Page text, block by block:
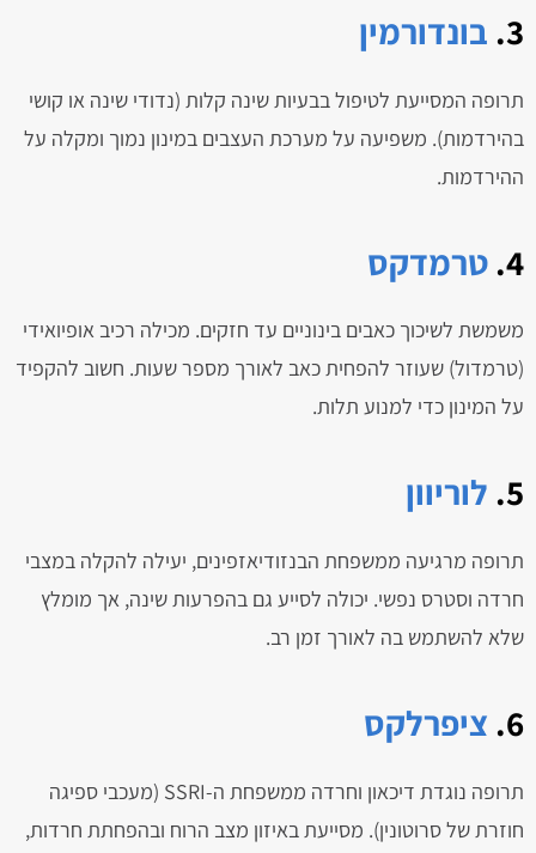
3. בונדורמין
תרופה המסייעת לטיפול בבעיות שינה קלות (נדודי שינה או קושי
בהירדמות). משפיעה על מערכת העצבים במינון נמוך ומקלה על
ההירדמות.
4. טרמדקס
משמשת לשיכוך כאבים בינוניים עד חזקים. מכילה רכיב אופיואידי
(טרמדול) שעוזר להפחית כאב לאורך מספר שעות. חשוב להקפיד
על המינון כדי למנוע תלות.
5. לוריוון
תרופה מרגיעה ממשפחת הבנזודיאזפינים, יעילה להקלה במצבי
חרדה וסטרס נפשי. יכולה לסייע גם בהפרעות שינה, אך מומלץ
שלא להשתמש בה לאורך זמן רב.
6. ציפרלקס
תרופה נוגדת דיכאון וחרדה ממשפחת ה-SSRI (מעכבי ספיגה
חוזרת של סרוטונין). מסייעת באיזון מצב הרוח ובהפחתת חרדות,